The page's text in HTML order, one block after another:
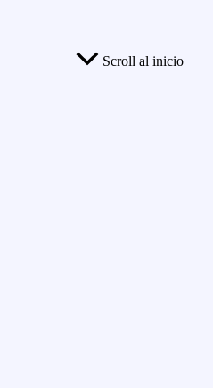
Scroll al inicio